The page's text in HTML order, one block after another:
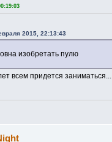
2015, 22:13:43
изобретать пулю
всем придется заниматься...